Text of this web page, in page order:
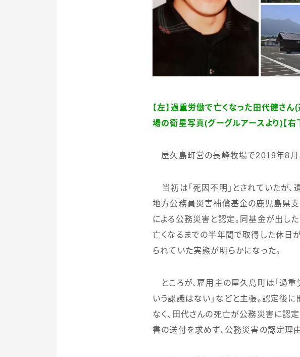
【左】過重労働で亡くなった田代健さ
場の衛星写真(グーグルアースより)【右
屋久島町営の長峰牧場で2019年8
当初は「死因不明」とされていたが
地方公務員災害補償基金の鹿児島県
による公務災害と認定。同基金が出し
亡くなるまでの半年間で取得した休日
られていた実態が明らかになった。
ところが、雇用主の屋久島町は「過重
いう認識はない」などと主張。認定後に
なく、田代さんの死亡が公務災害に認
書の送付を求めず、公務災害の認定理